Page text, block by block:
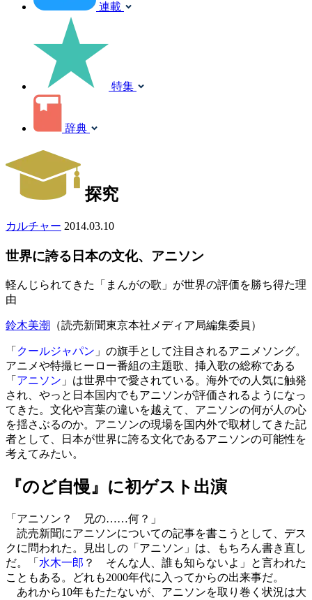
連載
特集
辞典
探究
カルチャー 2014.03.10
世界に誇る日本の文化、アニソン
軽んじられてきた「まんがの歌」が世界の評価を勝ち得た理
由
鈴木美潮 （読売新聞東京本社メディア局編集委員）
「 クールジャパン 」の旗手として注目されるアニメソング。
アニメや特撮ヒーロー番組の主題歌、挿入歌の総称である
「 アニソン 」は世界中で愛されている。海外での人気に触発
され、やっと日本国内でもアニソンが評価されるようになっ
てきた。文化や言葉の違いを越えて、アニソンの何が人の心
を揺さぶるのか。アニソンの現場を国内外で取材してきた記
者として、日本が世界に誇る文化であるアニソンの可能性を
考えてみたい。
『のど自慢』に初ゲスト出演
「アニソン？ 兄の……何？」
読売新聞にアニソンについての記事を書こうとして、デス
クに問われた。見出しの「アニソン」は、もちろん書き直し
だ。「 水木一郎 ？ そんな人、誰も知らないよ」と言われた
こともある。どれも2000年代に入ってからの出来事だ。
あれから10年もたたないが、アニソンを取り巻く状況は大